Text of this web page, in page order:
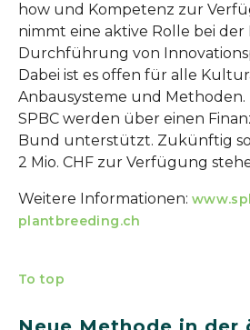
how und Kompetenz zur
nimmt eine aktive Rolle bei
Durchführung von
Dabei ist es offen für alle
Anbausysteme und Methoden.
SPBC werden über einen
Bund unterstützt. Zukünftig
2 Mio. CHF zur Verfügung
Weitere Informationen:
plantbreeding.ch
To top